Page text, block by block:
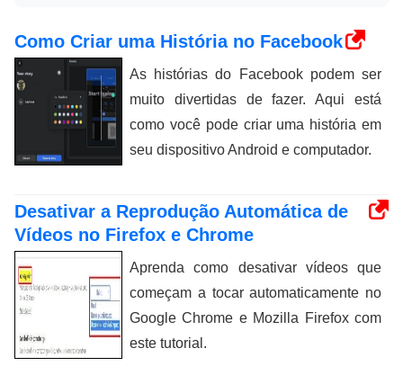
Como Criar uma História no Facebook
As histórias do Facebook podem ser
muito divertidas de fazer. Aqui está
como você pode criar uma história em
seu dispositivo Android e computador.
Desativar a Reprodução Automática de
Vídeos no Firefox e Chrome
Aprenda como desativar vídeos que
começam a tocar automaticamente no
Google Chrome e Mozilla Firefox com
este tutorial.